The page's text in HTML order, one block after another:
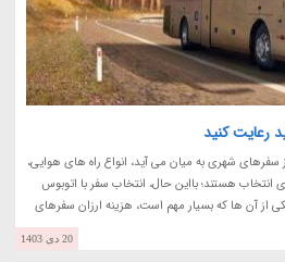
رعایت کنید
شهری به میان می آید، انواع راه های هوایی،
انتخاب هستند؛ بااین حال، انتخاب سفر با اتوبوس
از آن ها که بسیار مهم است، هزینه ارزان سفرهای
20 دی 1403